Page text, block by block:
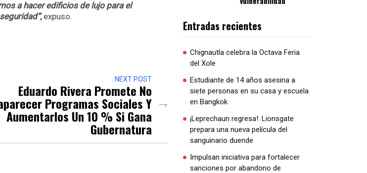
a hacer edificios de lujo para el
expuso.
NEXT POST
Eduardo Rivera Promete No
Programas Sociales Y
Aumentarlos Un 10 % Si Gana
Gubernatura
Entradas recientes
Chignautla celebra la Octava Feria
del Xole
Estudiante de 14 años asesina a
siete personas en su casa y escuela
en Bangkok
¡Leprechaun regresa!: Lionsgate
prepara una nueva película del
sanguinario duende
Impulsan iniciativa para fortalecer
sanciones por abandono de